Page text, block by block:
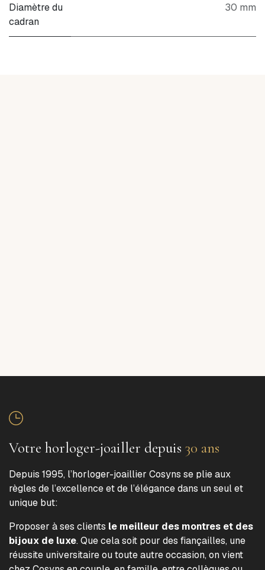
Diamètre du
cadran
30 mm
Votre horloger-joailler depuis 30 ans
Depuis 1995, l’horloger-joaillier Cosyns se plie aux
règles de l’excellence et de l’élégance dans un seul et
unique but:
Proposer à ses clients le meilleur des montres et des
bijoux de luxe. Que cela soit pour des fiançailles, une
réussite universitaire ou toute autre occasion, on vient